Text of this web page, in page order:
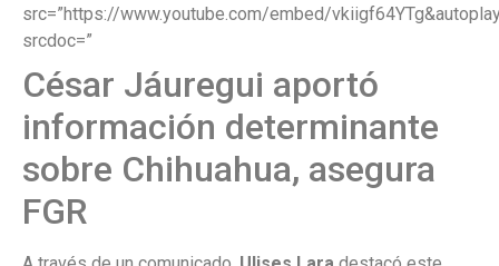
src=”https://www.youtube.com/embed/
srcdoc=”
César Jáuregui aportó
información determinante
sobre Chihuahua, asegura
FGR